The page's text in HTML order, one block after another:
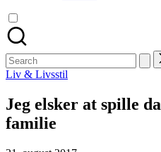
Search
for:
Posted
Liv & Livsstil
Jeg elsker at spille
familie